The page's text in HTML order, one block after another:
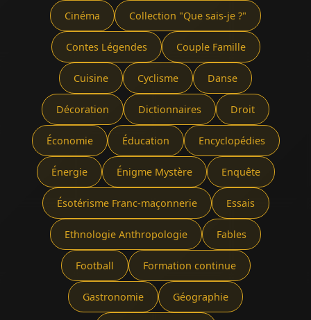
Cinéma Collection "Que sais-je ?"
Contes Légendes Couple Famille
Cuisine Cyclisme Danse
Décoration Dictionnaires Droit
Économie Éducation Encyclopédies
Énergie Énigme Mystère Enquête
Ésotérisme Franc-maçonnerie Essais
Ethnologie Anthropologie Fables
Football Formation continue
Gastronomie Géographie